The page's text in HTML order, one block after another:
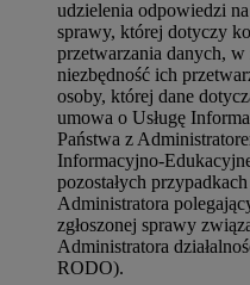
udzielenia odpowiedzi
sprawy, której dotyczy
przetwarzania danych,
niezbędność ich
osoby, której dane
umowa o Usługę
Państwa z
Informacyjno-
pozostałych
Administratora
zgłoszonej sprawy
Administratora
RODO).